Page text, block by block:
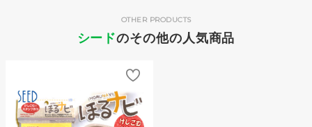
シードのその他の人気商品
OTHER PRODUCTS